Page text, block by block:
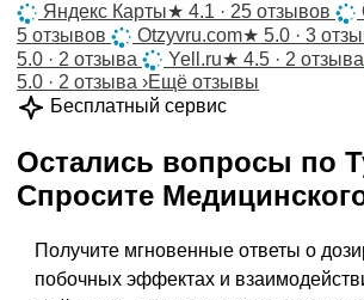
Яндекс Карты★ 4.1 · 25 отзывов
5 отзывов
Otzyvru.com★ 5.0 · 3
5.0 · 2 отзыва
Yell.ru★ 4.5 · 2 отзыва
5.0 · 2 отзыва ›Ещё отзывы
Бесплатный сервис
Остались вопросы по
Спросите
Получите мгновенные ответы о
побочных эффектах и